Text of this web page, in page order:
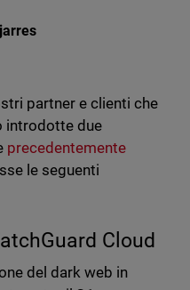
on Reddit
partner e clienti che
introdotte due
precedentemente
le seguenti
Cloud
del dark web in